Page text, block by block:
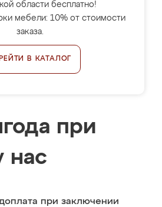
области бесплатно!
мебели: 10% от стоимости
заказа.
В КАТАЛОГ
при
нас
при заключении